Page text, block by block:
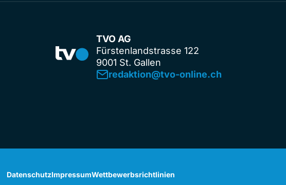
TVO AG
Fürstenlandstrasse 122
9001 St. Gallen
redaktion@tvo-online.ch
DatenschutzImpressumWettbewerbsrichtlinien